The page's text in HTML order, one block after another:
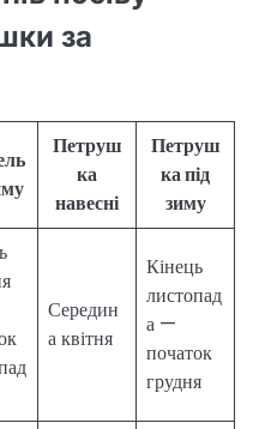
за
Петруш
ка
навесні
Петруш
ка під
зиму
Середин
а квітня
Кінець
листопад
а —
початок
грудня